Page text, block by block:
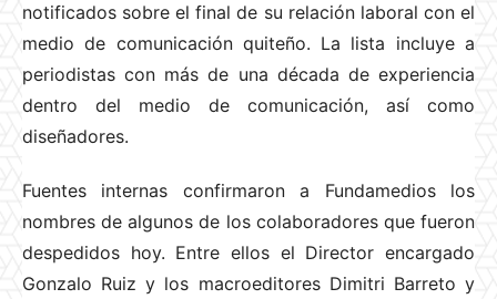
notificados sobre el final de su relación laboral con el
medio de comunicación quiteño. La lista incluye a
periodistas con más de una década de experiencia
dentro del medio de comunicación, así como
diseñadores.
Fuentes internas confirmaron a Fundamedios los
nombres de algunos de los colaboradores que fueron
despedidos hoy. Entre ellos el Director encargado
Gonzalo Ruiz y los macroeditores Dimitri Barreto y